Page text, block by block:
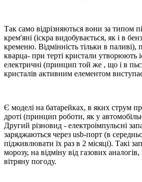
Так само відрізняються вони за типом
крем'яні (іскра видобувається, як і в
кременю. Відмінність тільки в паливі),
кварца- при терті кристали утворюють
електричні (принцип той же , що і в
кристалів активним елементом
Є моделі на батарейках, в яких струм
дроті (принцип роботи, як у
Другий різновид - електроімпульсні
заряджаються через usb-порт (в
підживлювати їх раз в 2 місяці). Такі
морозу, на відміну від газових аналогів,
вітряну погоду.